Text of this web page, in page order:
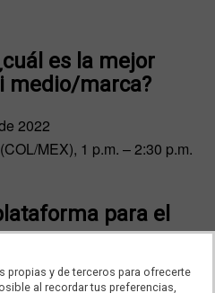
es la mejor
medio/marca?
2022
MEX), 1 p.m. – 2:30 p.m.
para el
2022
propias y de terceros para ofrecerte
al recordar tus preferencias,